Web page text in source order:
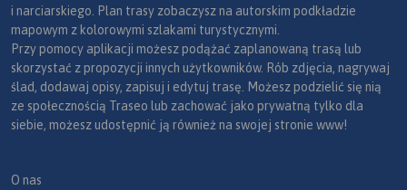
i narciarskiego. Plan trasy zobaczysz na autorskim podkładzie
mapowym z kolorowymi szlakami turystycznymi.
Przy pomocy aplikacji możesz podążać zaplanowaną trasą lub
skorzystać z propozycji innych użytkowników. Rób zdjęcia, nagrywaj
ślad, dodawaj opisy, zapisuj i edytuj trasę. Możesz podzielić się nią
ze społecznością Traseo lub zachować jako prywatną tylko dla
siebie, możesz udostępnić ją również na swojej stronie www!
O nas